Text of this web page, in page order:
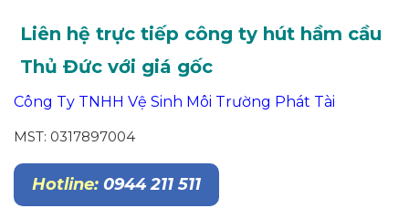
Liên hệ trực tiếp công ty hút hầm cầu
Thủ Đức với giá gốc
Công Ty TNHH Vệ Sinh Môi Trường Phát Tài
MST: 0317897004
Hotline: 0944 211 511